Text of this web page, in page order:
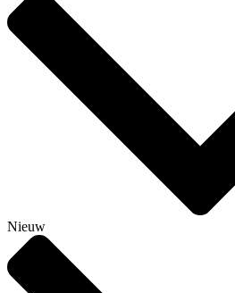
Nieuw